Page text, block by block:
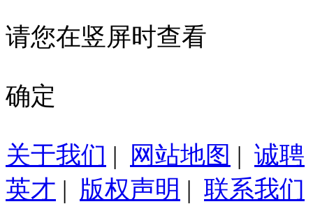
请您在竖屏时查看
确定
关于我们 | 网站地图 | 诚聘
英才 | 版权声明 | 联系我们